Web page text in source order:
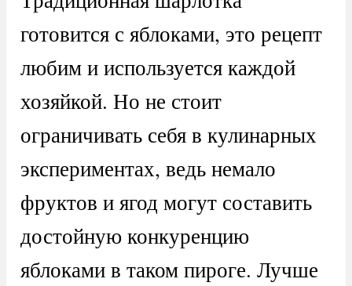
готовится с яблоками, это рецепт
любим и используется каждой
хозяйкой. Но не стоит
ограничивать себя в кулинарных
экспериментах, ведь немало
фруктов и ягод могут составить
достойную конкуренцию
яблоками в таком пироге. Лучше